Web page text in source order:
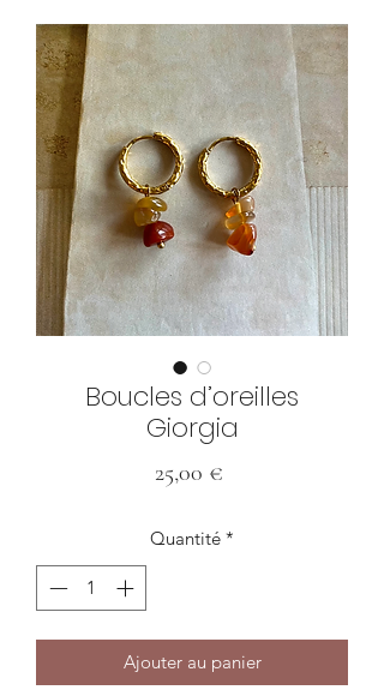
Boucles d’oreilles
Giorgia
25,00 €
Quantité *
Ajouter au panier